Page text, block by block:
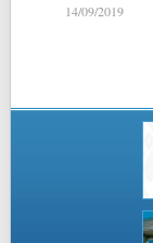
14/09/2019